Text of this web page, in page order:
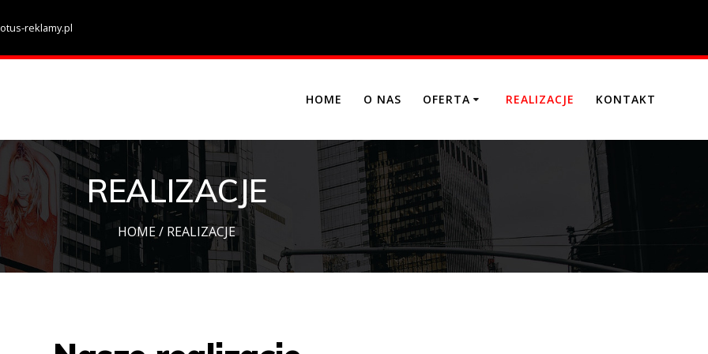
reklamy.pl
HOME O NAS OFERTA REALIZACJE KONTAKT
REALIZACJE
HOME/ REALIZACJE